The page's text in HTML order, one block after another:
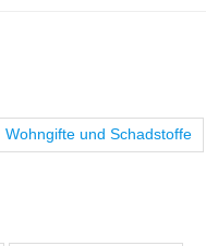
Wohngifte und Schadstoffe